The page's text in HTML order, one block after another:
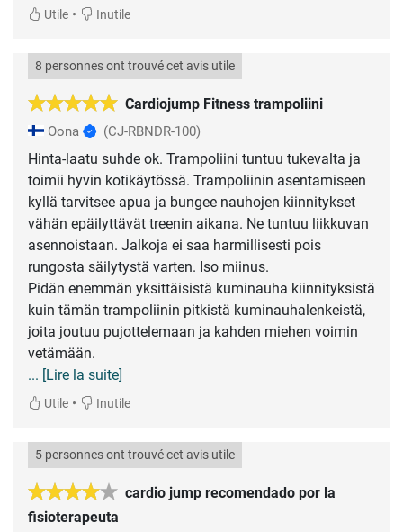
Utile • Inutile
Cardiojump Fitness trampoliini
8 personnes ont trouvé cet avis utile
Oona (CJ-RBNDR-100)
Hinta-laatu suhde ok. Trampoliini tuntuu tukevalta ja
toimii hyvin kotikäytössä. Trampoliinin asentamiseen
kyllä tarvitsee apua ja bungee nauhojen kiinnitykset
vähän epäilyttävät treenin aikana. Ne tuntuu liikkuvan
asennoistaan. Jalkoja ei saa harmillisesti pois
rungosta säilytystä varten. Iso miinus.
Pidän enemmän yksittäisistä kuminauha kiinnityksistä
kuin tämän trampoliinin pitkistä kuminauhalenkeistä,
joita joutuu pujottelemaan ja kahden miehen voimin
... [Lire la suite]
Utile • Inutile
cardio jump recomendado por la
fisioterapeuta
5 personnes ont trouvé cet avis utile